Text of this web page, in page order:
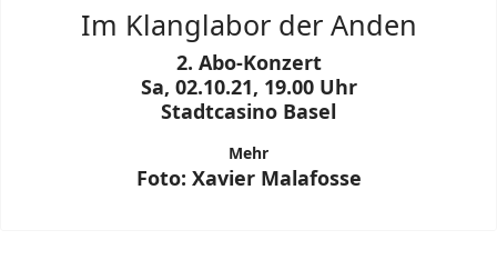
Im Klanglabor der Anden
2. Abo-Konzert
Sa, 02.10.21, 19.00 Uhr
Stadtcasino Basel
Mehr
Foto: Xavier Malafosse